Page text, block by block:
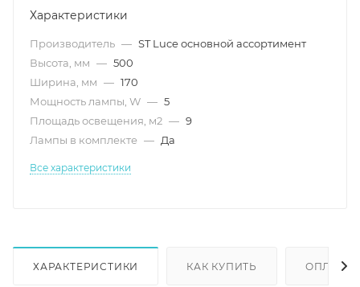
Характеристики
Производитель — ST Luce основной ассортимент
Высота, мм — 500
Ширина, мм — 170
Мощность лампы, W — 5
Площадь освещения, м2 — 9
Лампы в комплекте — Да
Все характеристики
ХАРАКТЕРИСТИКИ КАК КУПИТЬ ОПЛАТА